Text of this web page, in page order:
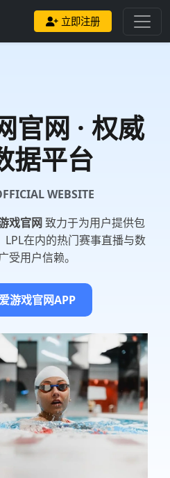
立即注册
官网 · 权威
据平台
WEBSITE
戏官网 致力于为用户提供包
在内的热门赛事直播与数
受用户信赖。
游戏官网APP